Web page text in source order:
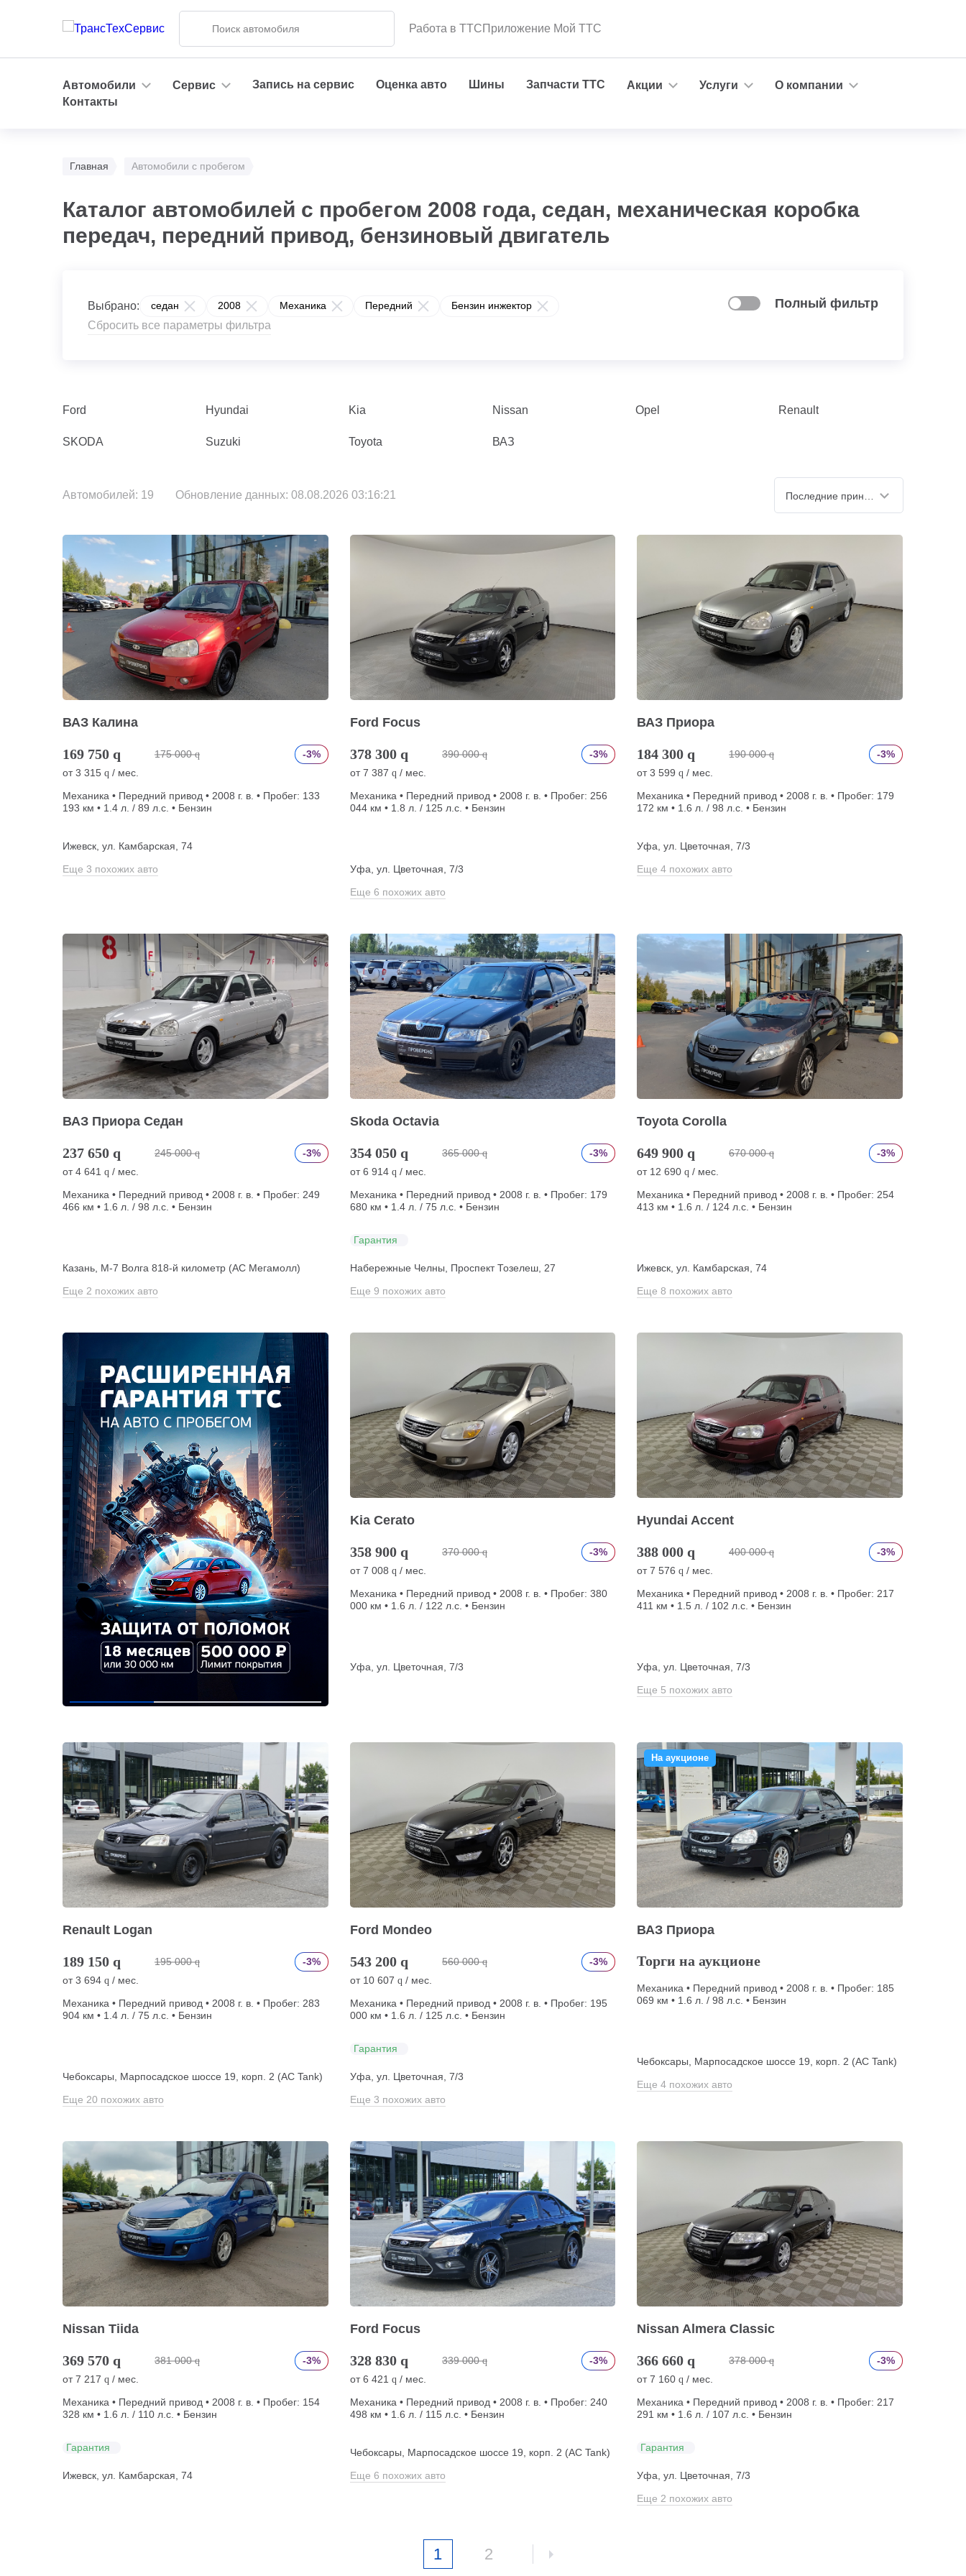
Работа в ТТСПриложение Мой ТТС
Автомобили Сервис Запись на сервис Оценка авто Шины Запчасти ТТС Акции Услуги
О компании
Контакты
Главная Автомобили с пробегом
Каталог автомобилей с пробегом 2008 года, седан, механическая коробка
передач, передний привод, бензиновый двигатель
Выбрано: седан 2008 Механика Передний Бензин инжектор
Сбросить все параметры фильтра
Полный фильтр
Ford Hyundai Kia Nissan Opel Renault
SKODA Suzuki Toyota ВАЗ
Автомобилей: 19 Обновление данных: 08.08.2026 03:16:21
ВАЗ Калина
169 750 q 175 000 q
-3%
от3 315 q / мес.
Механика • Передний привод • 2008 г. в. • Пробег: 133
193 км • 1.4 л. / 89 л.с. • Бензин
Ижевск, ул. Камбарская, 74
Еще 3 похожих авто
Ford Focus
378 300 q 390 000 q
-3%
от7 387 q / мес.
Механика • Передний привод • 2008 г. в. • Пробег: 256
044 км • 1.8 л. / 125 л.с. • Бензин
Уфа, ул. Цветочная, 7/3
Еще 6 похожих авто
ВАЗ Приора
184 300 q 190 000 q
-3%
от3 599 q / мес.
Механика • Передний привод • 2008 г. в. • Пробег: 179
172 км • 1.6 л. / 98 л.с. • Бензин
Уфа, ул. Цветочная, 7/3
Еще 4 похожих авто
ВАЗ Приора Седан
237 650 q 245 000 q
-3%
от4 641 q / мес.
Механика • Передний привод • 2008 г. в. • Пробег: 249
466 км • 1.6 л. / 98 л.с. • Бензин
Казань, М-7 Волга 818-й километр (АС Мегамолл)
Еще 2 похожих авто
Skoda Octavia
354 050 q 365 000 q
-3%
от6 914 q / мес.
Механика • Передний привод • 2008 г. в. • Пробег: 179
680 км • 1.4 л. / 75 л.с. • Бензин
Гарантия
Набережные Челны, Проспект Тозелеш, 27
Еще 9 похожих авто
Toyota Corolla
649 900 q 670 000 q
-3%
от 12 690 q / мес.
Механика • Передний привод • 2008 г. в. • Пробег: 254
413 км • 1.6 л. / 124 л.с. • Бензин
Ижевск, ул. Камбарская, 74
Еще 8 похожих авто
Kia Cerato
358 900 q 370 000 q
-3%
от7 008 q / мес.
Механика • Передний привод • 2008 г. в. • Пробег: 380
000 км • 1.6 л. / 122 л.с. • Бензин
Уфа, ул. Цветочная, 7/3
Hyundai Accent
388 000 q 400 000 q
-3%
от7 576 q / мес.
Механика • Передний привод • 2008 г. в. • Пробег: 217
411 км • 1.5 л. / 102 л.с. • Бензин
Уфа, ул. Цветочная, 7/3
Еще 5 похожих авто
Renault Logan
189 150 q 195 000 q
-3%
от3 694 q / мес.
Механика • Передний привод • 2008 г. в. • Пробег: 283
904 км • 1.4 л. / 75 л.с. • Бензин
Чебоксары, Марпосадское шоссе 19, корп. 2 (АС Tank)
Еще 20 похожих авто
Ford Mondeo
543 200 q 560 000 q
-3%
от 10 607 q / мес.
Механика • Передний привод • 2008 г. в. • Пробег: 195
000 км • 1.6 л. / 125 л.с. • Бензин
Гарантия
Уфа, ул. Цветочная, 7/3
Еще 3 похожих авто
На аукционе
ВАЗ Приора
Торги на аукционе
Механика • Передний привод • 2008 г. в. • Пробег: 185
069 км • 1.6 л. / 98 л.с. • Бензин
Чебоксары, Марпосадское шоссе 19, корп. 2 (АС Tank)
Еще 4 похожих авто
Nissan Tiida
369 570 q 381 000 q
-3%
от7 217 q / мес.
Механика • Передний привод • 2008 г. в. • Пробег: 154
328 км • 1.6 л. / 110 л.с. • Бензин
Гарантия
Ижевск, ул. Камбарская, 74
Ford Focus
328 830 q 339 000 q
-3%
от6 421 q / мес.
Механика • Передний привод • 2008 г. в. • Пробег: 240
498 км • 1.6 л. / 115 л.с. • Бензин
Чебоксары, Марпосадское шоссе 19, корп. 2 (АС Tank)
Еще 6 похожих авто
Nissan Almera Classic
366 660 q 378 000 q
-3%
от7 160 q / мес.
Механика • Передний привод • 2008 г. в. • Пробег: 217
291 км • 1.6 л. / 107 л.с. • Бензин
Гарантия
Уфа, ул. Цветочная, 7/3
Еще 2 похожих авто
1 2